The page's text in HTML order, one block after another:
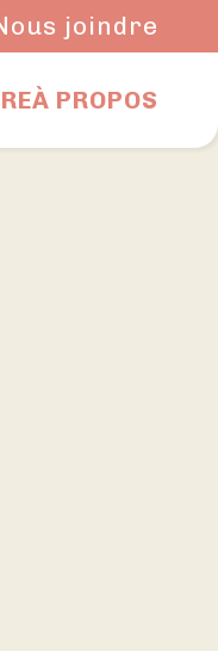
joindre
À PROPOS